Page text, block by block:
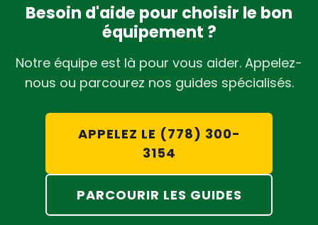
$
2
Besoin d'aide pour choisir le bon
équipement ?
Notre équipe est là pour vous aider. Appelez-
nous ou parcourez nos guides spécialisés.
APPELEZ LE (778) 300-
3154
PARCOURIR LES GUIDES